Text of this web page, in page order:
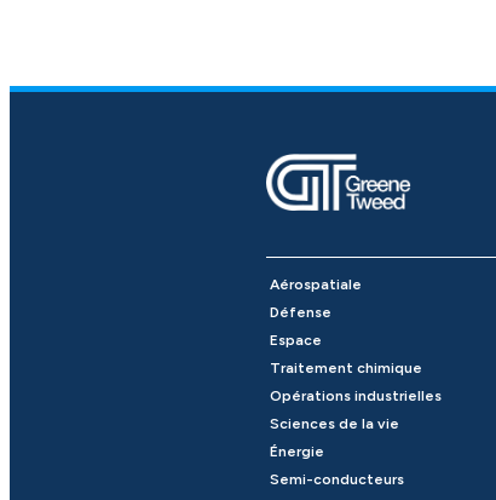
Aérospatiale
Défense
Espace
Traitement chimique
Opérations industrielles
Sciences de la vie
Énergie
Semi-conducteurs